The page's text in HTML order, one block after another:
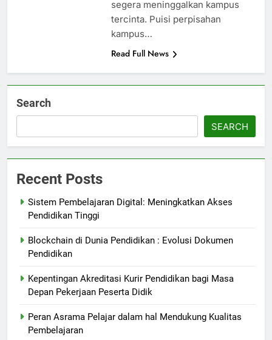
segera meninggalkan kampus
tercinta. Puisi perpisahan
kampus…
Read Full News
Search
SEARCH
Recent Posts
Sistem Pembelajaran Digital: Meningkatkan Akses
Pendidikan Tinggi
Blockchain di Dunia Pendidikan : Evolusi Dokumen
Pendidikan
Kepentingan Akreditasi Kurir Pendidikan bagi Masa
Depan Pekerjaan Peserta Didik
Peran Asrama Pelajar dalam hal Mendukung Kualitas
Pembelajaran